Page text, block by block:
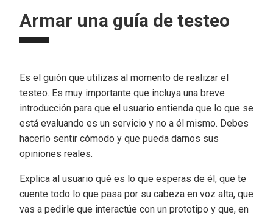
Armar una guía de testeo
Es el guión que utilizas al momento de realizar el
testeo. Es muy importante que incluya una breve
introducción para que el usuario entienda que lo que se
está evaluando es un servicio y no a él mismo. Debes
hacerlo sentir cómodo y que pueda darnos sus
opiniones reales.
Explica al usuario qué es lo que esperas de él, que te
cuente todo lo que pasa por su cabeza en voz alta, que
vas a pedirle que interactúe con un prototipo y que, en